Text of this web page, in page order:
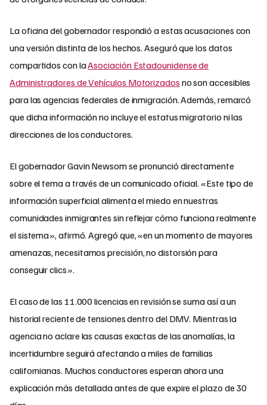
La oficina del gobernador respondió a estas acusaciones con
una versión distinta de los hechos. Aseguró que los datos
compartidos con laAsociación Estadounidense de
Administradores de Vehículos Motorizados no son accesibles
para las agencias federales de inmigración. Además, remarcó
que dicha información no incluye el estatus migratorio ni las
direcciones de los conductores.
El gobernador Gavin Newsom se pronunció directamente
sobre el tema a través de un comunicado oficial. «Este tipo de
información superficial alimenta el miedo en nuestras
comunidades inmigrantes sin reflejar cómo funciona realmente
el sistema», afirmó. Agregó que, «en un momento de mayores
amenazas, necesitamos precisión, no distorsión para
conseguir clics».
El caso de las 11.000 licencias en revisión se suma así a un
historial reciente de tensiones dentro del DMV. Mientras la
agencia no aclare las causas exactas de las anomalías, la
incertidumbre seguirá afectando a miles de familias
californianas. Muchos conductores esperan ahora una
explicación más detallada antes de que expire el plazo de 30